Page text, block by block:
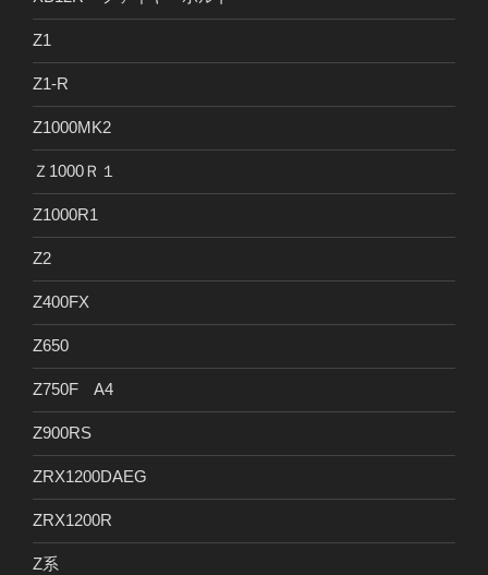
Z1
Z1-R
Z1000MK2
Ｚ1000Ｒ１
Z1000R1
Z2
Z400FX
Z650
Z750F A4
Z900RS
ZRX1200DAEG
ZRX1200R
Z系